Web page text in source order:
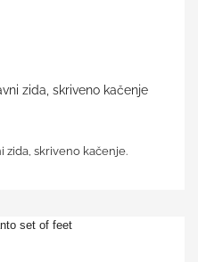
zida, skriveno kačenje
zida, skriveno kačenje.